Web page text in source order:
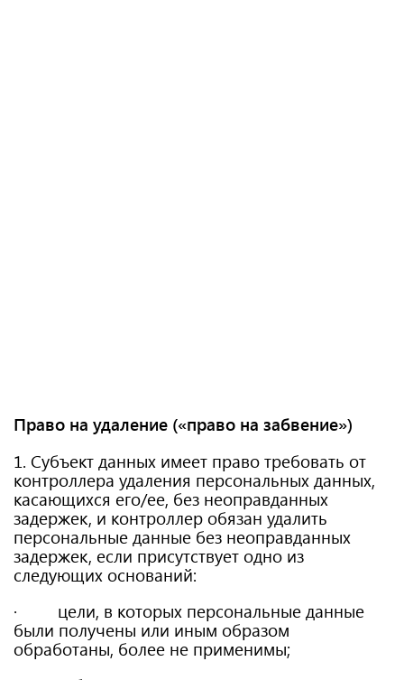
Право на удаление («право на забвение»)
1. Субъект данных имеет право требовать от
контроллера удаления персональных данных,
касающихся его/ее, без неоправданных
задержек, и контроллер обязан удалить
персональные данные без неоправданных
задержек, если присутствует одно из
следующих оснований:
· цели, в которых персональные данные
были получены или иным образом
обработаны, более не применимы;